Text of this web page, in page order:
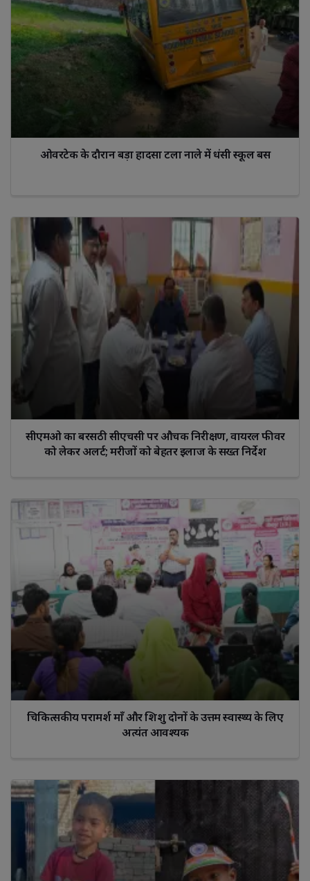
ओवरटेक के दौरान बड़ा हादसा टला नाले में धंसी स्कूल बस
सीएमओ का बरसठी सीएचसी पर औचक निरीक्षण, वायरल फीवर
को लेकर अलर्ट; मरीजों को बेहतर इलाज के सख्त निर्देश
चिकित्सकीय परामर्श माँ और शिशु दोनों के उत्तम स्वास्थ्य के लिए
अत्यंत आवश्यक